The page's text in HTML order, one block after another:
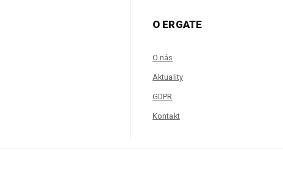
O ERGATE
O nás
Aktuality
GDPR
Kontakt